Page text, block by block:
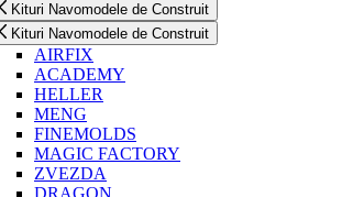
Kituri Navomodele de Construit
Kituri Navomodele de Construit
AIRFIX
ACADEMY
HELLER
MENG
FINEMOLDS
MAGIC FACTORY
ZVEZDA